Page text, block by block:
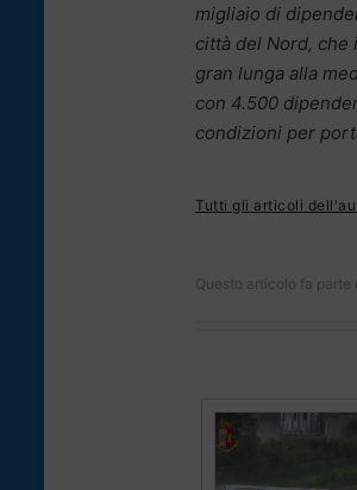
migliaio di
città del Nord,
gran lunga alla
con 4.500
condizioni per
Tutti gli articoli
Questo articolo fa parte